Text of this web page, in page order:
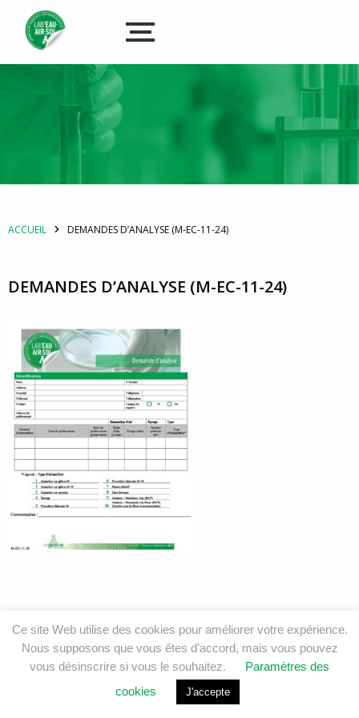
ACCUEIL DEMANDES D’ANALYSE (M-EC-11-24)
DEMANDES D’ANALYSE (M-EC-11-24)
Ce site Web utilise des cookies pour améliorer votre expérience.
Nous supposons que vous êtes d'accord, mais vous pouvez
vous désinscrire si vous le souhaitez.
Paramètres des
cookies
J'accepte